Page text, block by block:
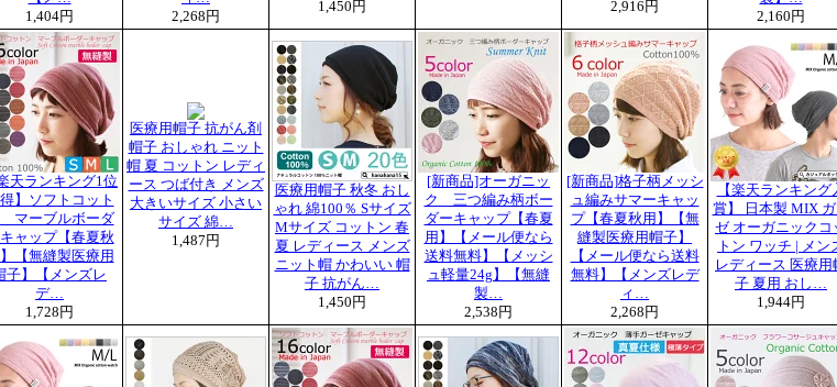
1,404円
2,268円
1,450円
2,916円
2,160円
楽天ランキング1位
】ソフトコット
マーブルボーダ
ャップ【春夏秋
【無縫製医療用
子】【メンズレ
デ…
1,728円
医療用帽子 抗がん剤
帽子 おしゃれ ニット
帽 夏 コットン レディ
ース つば付き メンズ
大きいサイズ 小さい
サイズ 綿…
1,487円
医療用帽子 秋冬 おし
ゃれ 綿100％ Sサイズ
Mサイズ コットン 春
夏 レディース メンズ
ニット帽 かわいい 帽
子 抗がん…
1,450円
[新商品]オーガニッ
ク 三つ編み柄ボー
ダーキャップ【春夏
用】【メール便なら
送料無料】【メッシ
ュ軽量24g】【無縫
製…
2,538円
[新商品]格子柄メッシ
ュ編みサマーキャッ
プ【春夏秋用】【無
縫製医療用帽子】
【メール便なら送料
無料】【メンズレデ
ィ…
2,268円
【楽天ランキング
賞】 日本製 MIX
ゼ オーガニックコ
トン ワッチ | メン
レディース 医療用
子 夏用 おし…
1,944円